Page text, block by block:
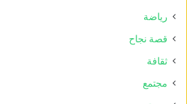
0
و
رياضة
قصة نجاح
ثقافة
مجتمع